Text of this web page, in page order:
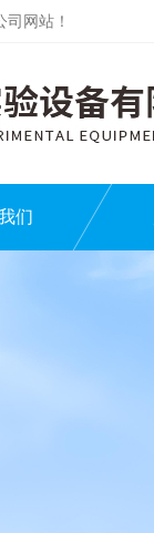
网站！
们